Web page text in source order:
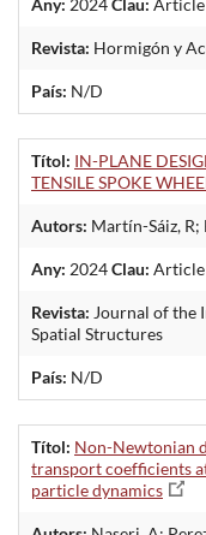
Revista: Hormigón y
País: N/D
Títol: IN-PLANE
TENSILE SPOKE
Autors: Martín-Sáiz, R;
Any: 2024Clau: Article
Revista: Journal of the
Spatial Structures
País: N/D
Títol: Non-Newtonian
transport coefficients
particle dynamics